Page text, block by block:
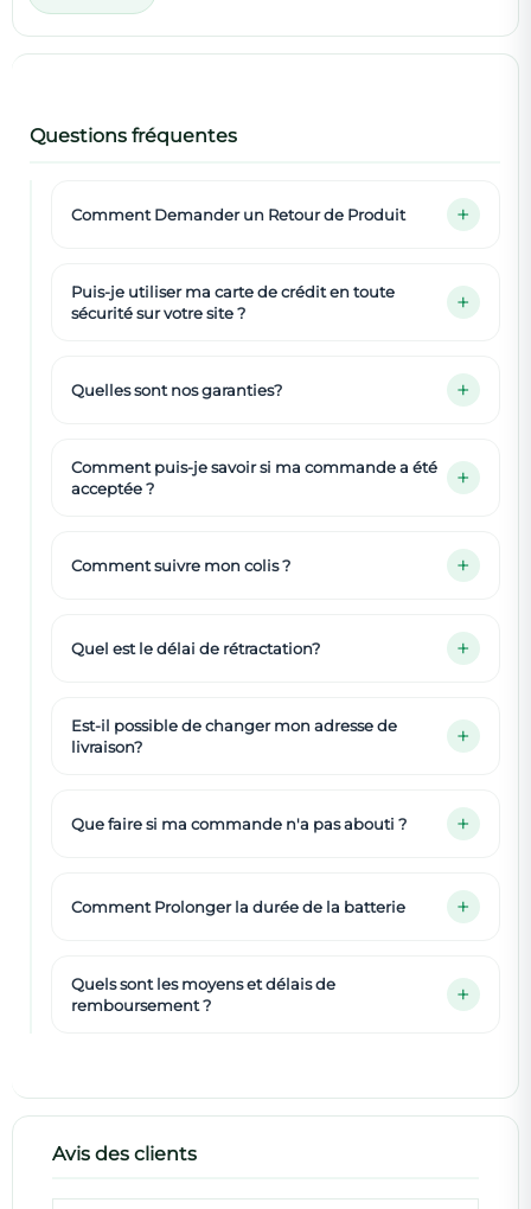
Questions fréquentes
Comment Demander un Retour de Produit
Puis-je utiliser ma carte de crédit en toute
sécurité sur votre site ?
Quelles sont nos garanties?
Comment puis-je savoir si ma commande a été
acceptée ?
Comment suivre mon colis ?
Quel est le délai de rétractation?
Est-il possible de changer mon adresse de
livraison?
Que faire si ma commande n'a pas abouti ?
Comment Prolonger la durée de la batterie
Quels sont les moyens et délais de
remboursement ?
Avis des clients